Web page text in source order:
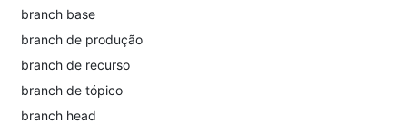
branch base
branch de produção
branch de recurso
branch de tópico
branch head